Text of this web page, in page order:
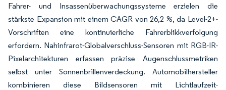
Fahrer- und Insassenüberwachungssysteme erzielen die
stärkste Expansion mit einem CAGR von 26,2 %, da Level-2+-
Vorschriften eine kontinuierliche Fahrerblikkverfolgung
erfordern. Nahinfrarot-Globalverschluss-Sensoren mit RGB-IR-
Pixelarchitekturen erfassen präzise Augenschlussmetriken
selbst unter Sonnenbrillenverdeckung. Automobilhersteller
kombinieren diese Bildsensoren mit Lichtlaufzeit-